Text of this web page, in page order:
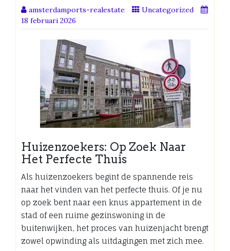
amsterdamports-realestate
Uncategorized
18 februari 2026
Huizenzoekers: Op Zoek Naar
Het Perfecte Thuis
Als huizenzoekers begint de spannende reis
naar het vinden van het perfecte thuis. Of je nu
op zoek bent naar een knus appartement in de
stad of een ruime gezinswoning in de
buitenwijken, het proces van huizenjacht brengt
zowel opwinding als uitdagingen met zich mee.